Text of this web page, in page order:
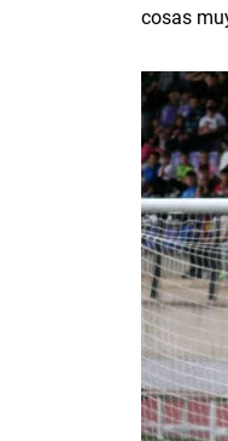
cosas